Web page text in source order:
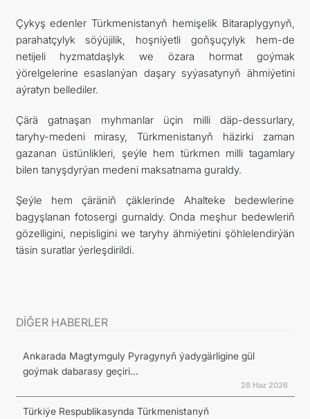
Çykyş edenler Türkmenistanyň hemişelik Bitaraplygynyň,
parahatçylyk söýüjilik, hoşniýetli goňşuçylyk hem-de
netijeli hyzmatdaşlyk we özara hormat goýmak
ýörelgelerine esaslanýan daşary syýasatynyň ähmiýetini
aýratyn bellediler.
Çärä gatnaşan myhmanlar üçin milli däp-dessurlary,
taryhy-medeni mirasy, Türkmenistanyň häzirki zaman
gazanan üstünlikleri, şeýle hem türkmen milli tagamlary
bilen tanyşdyrýan medeni maksatnama guraldy.
Şeýle hem çäräniň çäklerinde Ahalteke bedewlerine
bagyşlanan fotosergi gurnaldy. Onda meşhur bedewleriň
gözelligini, nepisligini we taryhy ähmiýetini şöhlelendirýän
täsin suratlar ýerleşdirildi.
DİĞER HABERLER
Ankarada Magtymguly Pyragynyň ýadygärligine gül
goýmak dabarasy geçiri...
26 Haz 2026
Türkiýe Respublikasynda Türkmenistanyň